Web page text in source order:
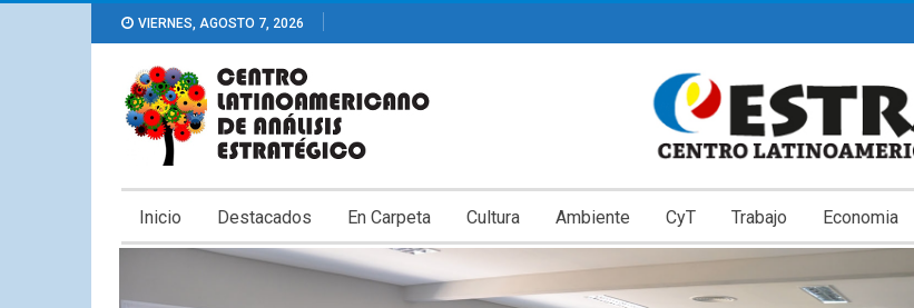
VIERNES, AGOSTO 7, 2026
Inicio Destacados En Carpeta Cultura Ambiente CyT Trabajo Economia